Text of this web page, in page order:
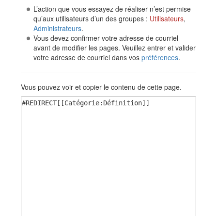
L’action que vous essayez de réaliser n’est permise
qu’aux utilisateurs d’un des groupes : Utilisateurs,
Administrateurs.
Vous devez confirmer votre adresse de courriel
avant de modifier les pages. Veuillez entrer et valider
votre adresse de courriel dans vos préférences.
Vous pouvez voir et copier le contenu de cette page.